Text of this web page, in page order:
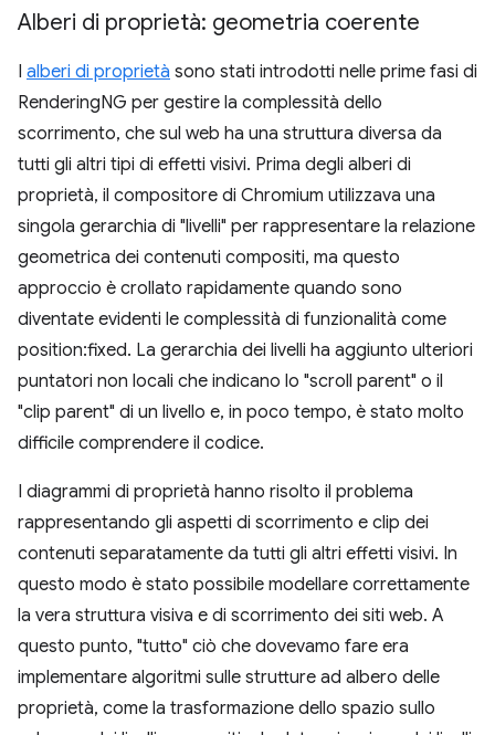
Alberi di proprietà: geometria coerente
I alberi di proprietà sono stati introdotti nelle prime fasi di
RenderingNG per gestire la complessità dello
scorrimento, che sul web ha una struttura diversa da
tutti gli altri tipi di effetti visivi. Prima degli alberi di
proprietà, il compositore di Chromium utilizzava una
singola gerarchia di "livelli" per rappresentare la relazione
geometrica dei contenuti compositi, ma questo
approccio è crollato rapidamente quando sono
diventate evidenti le complessità di funzionalità come
position:fixed. La gerarchia dei livelli ha aggiunto ulteriori
puntatori non locali che indicano lo "scroll parent" o il
"clip parent" di un livello e, in poco tempo, è stato molto
difficile comprendere il codice.
I diagrammi di proprietà hanno risolto il problema
rappresentando gli aspetti di scorrimento e clip dei
contenuti separatamente da tutti gli altri effetti visivi. In
questo modo è stato possibile modellare correttamente
la vera struttura visiva e di scorrimento dei siti web. A
questo punto, "tutto" ciò che dovevamo fare era
implementare algoritmi sulle strutture ad albero delle
proprietà, come la trasformazione dello spazio sullo